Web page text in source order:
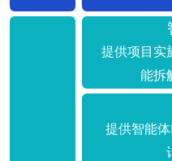
提供项目实
能拆
提供智能